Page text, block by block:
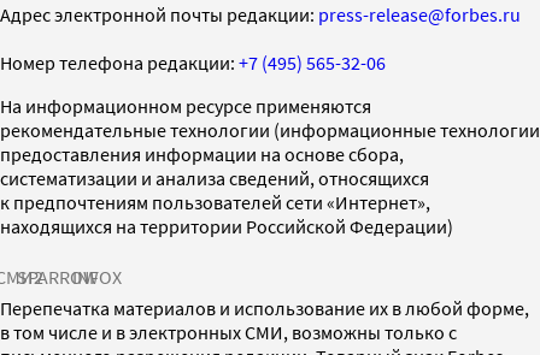
Адрес электронной почты редакции: press-release@forbes.ru
Номер телефона редакции: +7 (495) 565-32-06
На информационном ресурсе применяются
рекомендательные технологии (информационные технологии
предоставления информации на основе сбора,
систематизации и анализа сведений, относящихся
к предпочтениям пользователей сети «Интернет»,
находящихся на территории Российской Федерации)
SPARROWINFOX
Перепечатка материалов и использование их в любой форме,
в том числе и в электронных СМИ, возможны только с